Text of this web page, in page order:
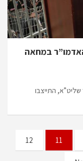
במחאה
התייצבו
11
12